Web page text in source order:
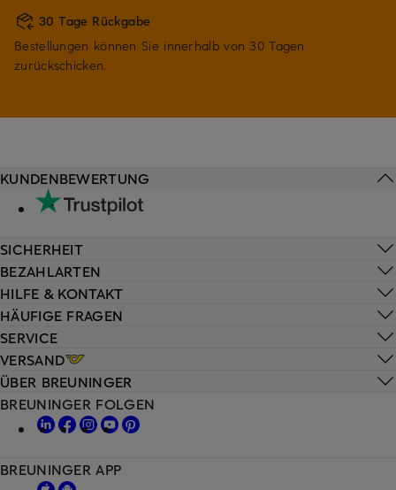
30 Tage Rückgabe
Bestellungen können Sie innerhalb von 30 Tagen
zurückschicken.
HILFE & KONTAKT
HÄUFIGE FRAGEN
SERVICE
VERSAND
KUNDENBEWERTUNG
SICHERHEIT
BEZAHLARTEN
ÜBER BREUNINGER
BREUNINGER FOLGEN
BREUNINGER APP